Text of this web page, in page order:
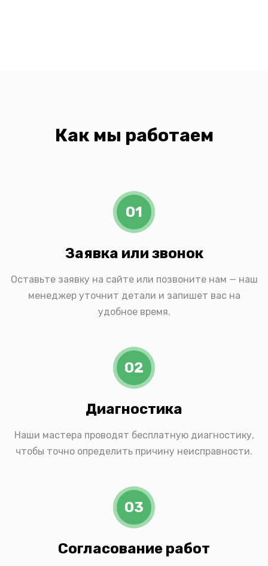
Как мы работаем
01
Заявка или звонок
Оставьте заявку на сайте или позвоните нам — наш
менеджер уточнит детали и запишет вас на
удобное время.
02
Диагностика
Наши мастера проводят бесплатную диагностику,
чтобы точно определить причину неисправности.
03
Согласование работ